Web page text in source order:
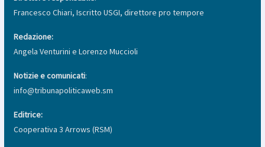
Francesco Chiari, Iscritto USGI, direttore pro tempore
Redazione:
Angela Venturini e Lorenzo Muccioli
Notizie e comunicati:
info@tribunapoliticaweb.sm
Editrice:
Cooperativa 3 Arrows (RSM)